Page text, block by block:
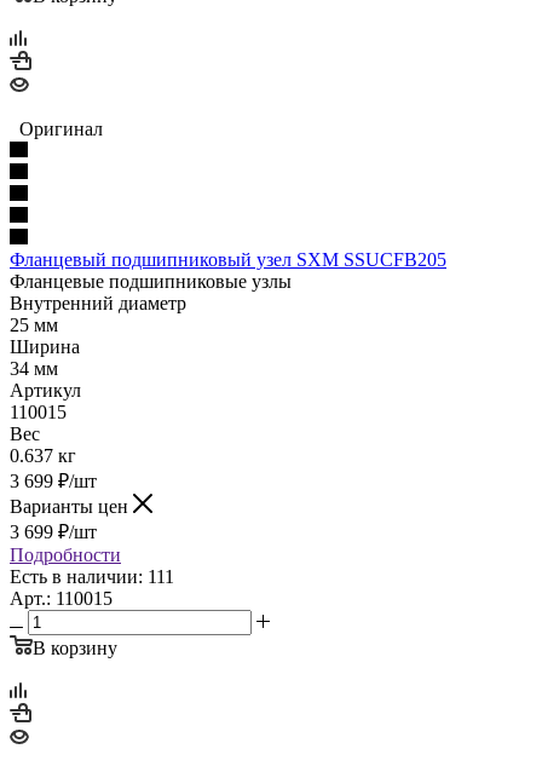
Оригинал
Фланцевый подшипниковый узел SXM SSUCFB205
Фланцевые подшипниковые узлы
Внутренний диаметр
25 мм
Ширина
34 мм
Артикул
110015
Вес
0.637 кг
3 699 ₽/шт
Варианты цен
3 699 ₽/шт
Подробности
Есть в наличии: 111
Арт.: 110015
В корзину